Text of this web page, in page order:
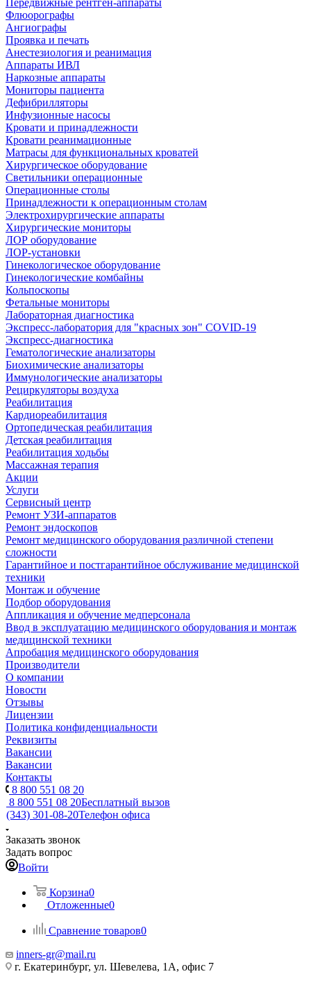
Передвижные рентген-аппараты
Флюорографы
Ангиографы
Проявка и печать
Анестезиология и реанимация
Аппараты ИВЛ
Наркозные аппараты
Мониторы пациента
Дефибрилляторы
Инфузионные насосы
Кровати и принадлежности
Кровати реанимационные
Матрасы для функциональных кроватей
Хирургическое оборудование
Светильники операционные
Операционные столы
Принадлежности к операционным столам
Электрохирургические аппараты
Хирургические мониторы
ЛОР оборудование
ЛОР-установки
Гинекологическое оборудование
Гинекологические комбайны
Кольпоскопы
Фетальные мониторы
Лабораторная диагностика
Экспресс-лаборатория для "красных зон" COVID-19
Экспресс-диагностика
Гематологические анализаторы
Биохимические анализаторы
Иммунологические анализаторы
Рециркуляторы воздуха
Реабилитация
Кардиореабилитация
Ортопедическая реабилитация
Детская реабилитация
Реабилитация ходьбы
Массажная терапия
Акции
Услуги
Сервисный центр
Ремонт УЗИ-аппаратов
Ремонт эндоскопов
Ремонт медицинского оборудования различной степени
сложности
Гарантийное и постгарантийное обслуживание медицинской
техники
Монтаж и обучение
Подбор оборудования
Аппликация и обучение медперсонала
Ввод в эксплуатацию медицинского оборудования и монтаж
медицинской техники
Апробация медицинского оборудования
Производители
О компании
Новости
Отзывы
Лицензии
Политика конфиденциальности
Реквизиты
Вакансии
Вакансии
Контакты
8 800 551 08 20
8 800 551 08 20Бесплатный вызов
(343) 301-08-20Телефон офиса
Заказать звонок
Задать вопрос
Войти
Корзина0
Отложенные0
Сравнение товаров0
inners-gr@mail.ru
г. Екатеринбург, ул. Шевелева, 1А, офис 7